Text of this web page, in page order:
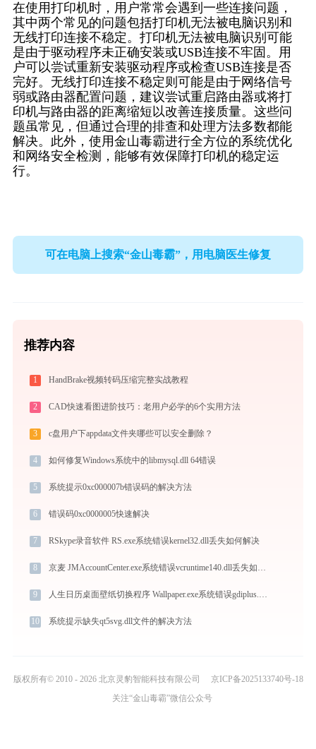
在使用打印机时，用户常常会遇到一些连接问题，
其中两个常见的问题包括打印机无法被电脑识别和
无线打印连接不稳定。打印机无法被电脑识别可能
是由于驱动程序未正确安装或USB连接不牢固。用
户可以尝试重新安装驱动程序或检查USB连接是否
完好。无线打印连接不稳定则可能是由于网络信号
弱或路由器配置问题，建议尝试重启路由器或将打
印机与路由器的距离缩短以改善连接质量。这些问
题虽常见，但通过合理的排查和处理方法多数都能
解决。此外，使用金山毒霸进行全方位的系统优化
和网络安全检测，能够有效保障打印机的稳定运
行。
可在电脑上搜索“金山毒霸”，用电脑医生修复
推荐内容
1 HandBrake视频转码压缩完整实战教程
2 CAD快速看图进阶技巧：老用户必学的6个实用方法
3 c盘用户下appdata文件夹哪些可以安全删除？
4 如何修复Windows系统中的libmysql.dll 64错误
5 系统提示0xc000007b错误码的解决方法
6 错误码0xc0000005快速解决
7 RSkype录音软件 RS.exe系统错误kernel32.dll丢失如何解决
8 京麦 JMAccountCenter.exe系统错误vcruntime140.dll丢失如何解决
9 人生日历桌面壁纸切换程序 Wallpaper.exe系统错误gdiplus.dll丢失如何解决
10 系统提示缺失qt5svg.dll文件的解决方法
版权所有© 2010 - 2026 北京灵豹智能科技有限公司
京ICP备2025133740号-18
关注“金山毒霸”微信公众号